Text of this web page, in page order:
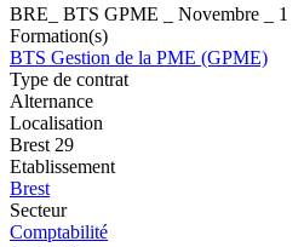
BRE_ BTS GPME _ Novembre _ 1
Formation(s)
BTS Gestion de la PME (GPME)
Type de contrat
Alternance
Localisation
Brest 29
Etablissement
Brest
Secteur
Comptabilité